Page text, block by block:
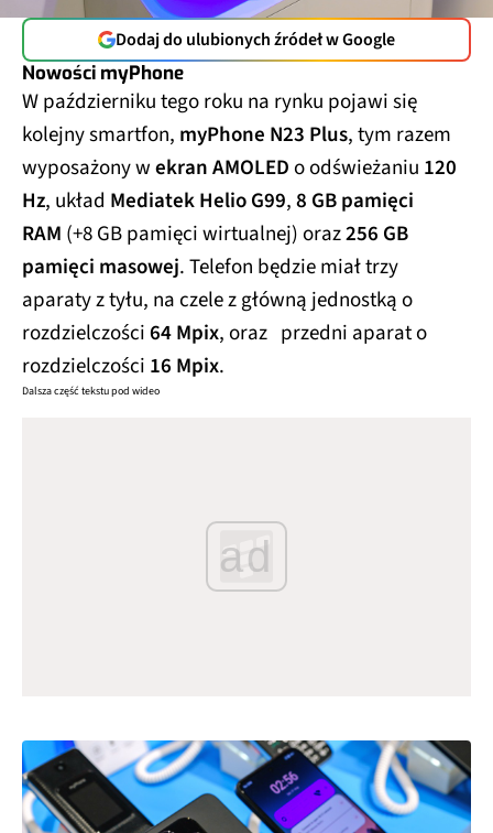
Dodaj do ulubionych źródeł w Google
Nowości myPhone
W październiku tego roku na rynku pojawi się
kolejny smartfon, myPhone N23 Plus, tym razem
wyposażony wekran AMOLEDo odświeżaniu 120
Hz, układ Mediatek Helio G99,8 GB pamięci
RAM (+8 GB pamięci wirtualnej) oraz256 GB
pamięci masowej. Telefon będzie miał trzy
aparaty z tyłu, na czele z główną jednostką o
rozdzielczości64 Mpix, oraz przedni aparat o
rozdzielczości 16 Mpix.
Dalsza część tekstu pod wideo
ad